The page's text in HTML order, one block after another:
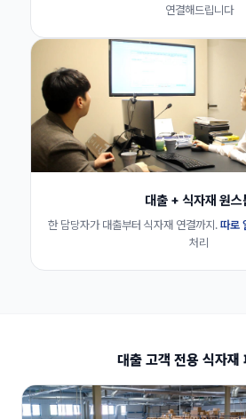
연결해드립니다
대출 + 식자재 원스
한 담당자가 대출부터 식자재 연결까지. 따로
처리
대출 고객 전용 식자재